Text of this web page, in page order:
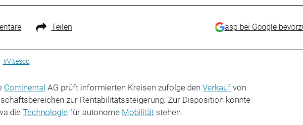
Teilen asp bei Google
#Vitesco
Continental AG prüft informierten Kreisen zufolge denVerkauf von
zur Rentabilitätssteigerung. Zur Disposition könnte
dieTechnologie für autonome Mobilität stehen.